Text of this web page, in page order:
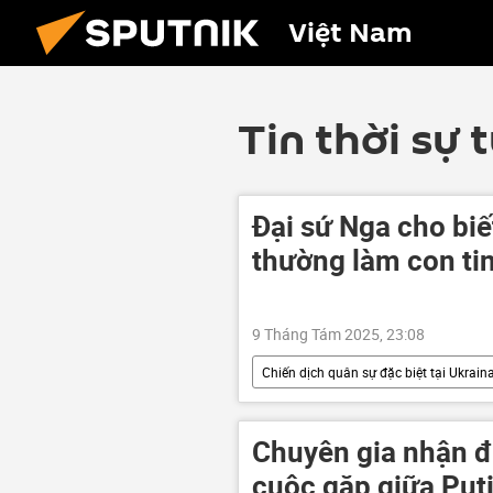
Việt Nam
Tin thời sự
Đại sứ Nga cho
thường làm con
9 Tháng Tám 2025, 23:08
Chiến dịch quân sự đặc biệt tại
Nga
Quân đội Nga
xung đột quân sự
xung đột
Chuyên gia nhận